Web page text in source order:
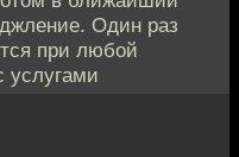
Один раз
при любой
услугами